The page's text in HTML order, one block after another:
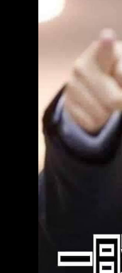
進行指控。
自2020年擔任
員長，不 到
天，總共花
出國預算 編
近三成，平均
陳清龍質疑
國、阿根廷、